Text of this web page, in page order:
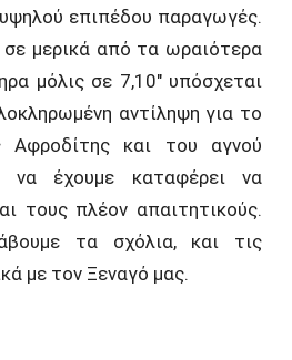
επιπέδου παραγωγές.
μερικά από τα ωραιότερα
μόλις σε 7,10″ υπόσχεται
αντίληψη για το
Αφροδίτης και του αγνού
να έχουμε καταφέρει να
τους πλέον απαιτητικούς.
τα σχόλια, και τις
με τον Ξεναγό μας.